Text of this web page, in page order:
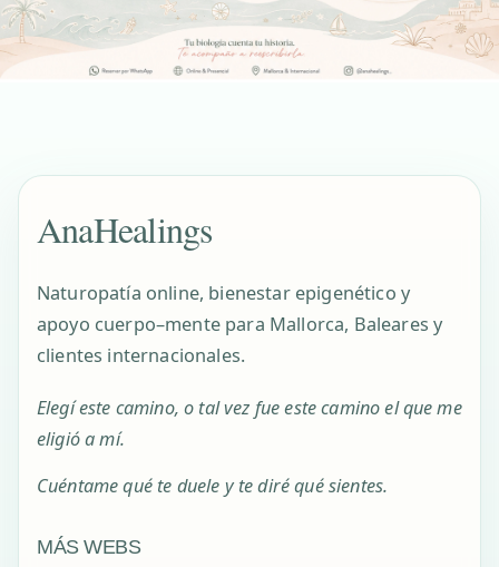
AnaHealings
Naturopatía online, bienestar epigenético y
apoyo cuerpo–mente para Mallorca, Baleares y
clientes internacionales.
Elegí este camino, o tal vez fue este camino el que me
eligió a mí.
Cuéntame qué te duele y te diré qué sientes.
MÁS WEBS